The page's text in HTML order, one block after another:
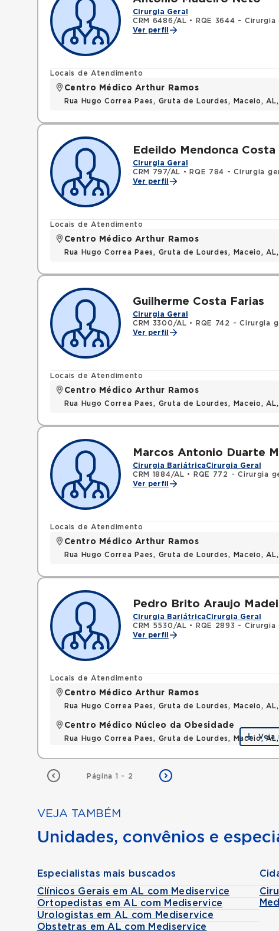
Cirurgia Geral
CRM 6486/AL •
RQE 3644 - Cirurgia
Ver perfil
Locais de Atendimento
Centro Médico Arthur Ramos
Rua Hugo Correa Paes, Gruta de Lourdes, Maceio,
Edeildo Mendonca Costa
Cirurgia Geral
CRM 797/AL •
RQE 784 - Cirurgia
Ver perfil
Locais de Atendimento
Centro Médico Arthur Ramos
Rua Hugo Correa Paes, Gruta de Lourdes, Maceio,
Guilherme Costa Farias
Cirurgia Geral
CRM 3300/AL •
RQE 742 - Cirurgia
Ver perfil
Locais de Atendimento
Centro Médico Arthur Ramos
Rua Hugo Correa Paes, Gruta de Lourdes, Maceio,
Marcos Antonio Duarte
Cirurgia BariátricaCirurgia Geral
CRM 1884/AL •
RQE 772 - Cirurgia
Ver perfil
Locais de Atendimento
Centro Médico Arthur Ramos
Rua Hugo Correa Paes, Gruta de Lourdes, Maceio,
Pedro Brito Araujo
Cirurgia BariátricaCirurgia Geral
CRM 5530/AL •
RQE 2893 - Cirurgia
Ver perfil
Locais de Atendimento
Centro Médico Arthur Ramos
Rua Hugo Correa Paes, Gruta de Lourdes, Maceio,
Centro Médico Núcleo da Obesidade
Rua Hugo Correa Paes, Gruta de Lourdes, Maceio,Veja
Página 1 - 2
VEJA TAMBÉM
Unidades, convênios e
Especialistas mais buscados
Clínicos Gerais em AL com Mediservice
Ortopedistas em AL com Mediservice
Urologistas em AL com Mediservice
Obstetras em AL com Mediservice